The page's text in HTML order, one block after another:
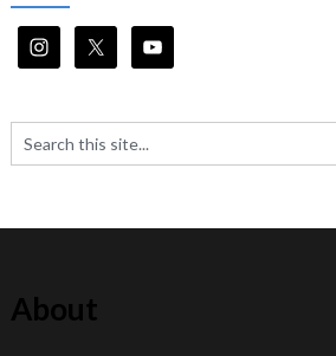
About